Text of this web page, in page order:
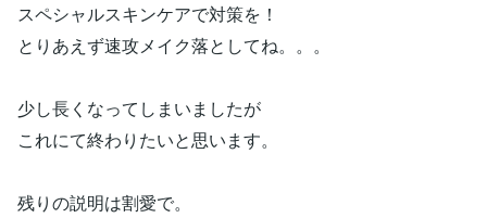
スペシャルスキンケアで対策を！
とりあえず速攻メイク落としてね。。。
少し長くなってしまいましたが
これにて終わりたいと思います。
残りの説明は割愛で。